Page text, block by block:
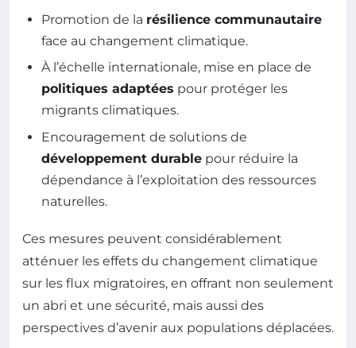
Promotion de la résilience communautaire
face au changement climatique.
À l’échelle internationale, mise en place de
politiques adaptées pour protéger les
migrants climatiques.
Encouragement de solutions de
développement durable pour réduire la
dépendance à l’exploitation des ressources
naturelles.
Ces mesures peuvent considérablement
atténuer les effets du changement climatique
sur les flux migratoires, en offrant non seulement
un abri et une sécurité, mais aussi des
perspectives d’avenir aux populations déplacées.